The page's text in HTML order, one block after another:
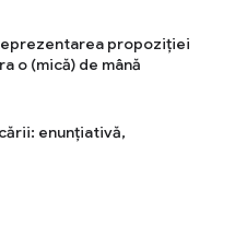
propoziției
o (mică) de mână
enunțiativă,